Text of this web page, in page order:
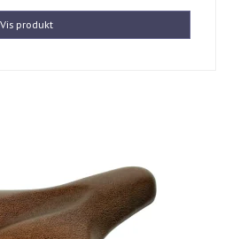
Vis produkt